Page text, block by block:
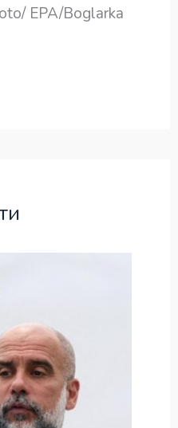
EPA/Boglarka